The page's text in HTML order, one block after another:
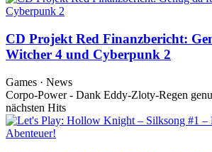
CD Projekt Red Finanzbericht:
Witcher 4 und Cyberpunk 2
Games · News
Corpo-Power - Dank Eddy-Zloty-Regen
nächsten Hits